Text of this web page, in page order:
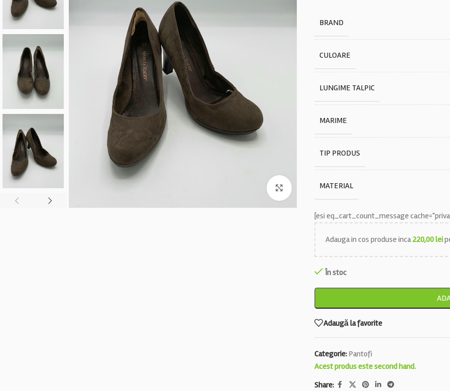
Faceți click pentru a mări
BRAND
CULOARE
LUNGIME TALPIC
MARIME
TIP PRODUS
MATERIAL
[esi eq_cart_count_message
Adauga in cos produse inca220,00lei
În stoc
Adaugă la favorite
Categorie: Pantofi
Acest produs este second hand.
Share: